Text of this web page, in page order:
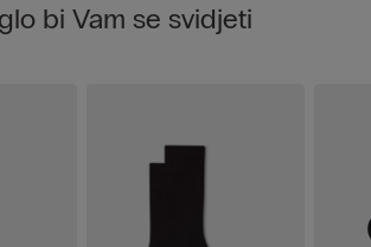
bi Vam se svidjeti